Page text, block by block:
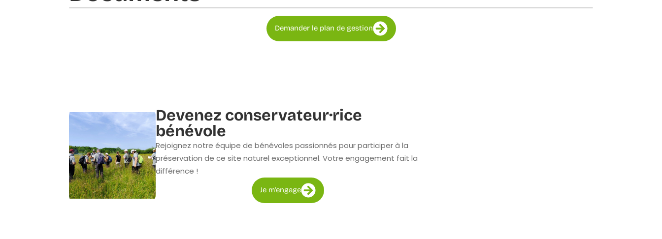
Demander le plan de gestion
Devenez conservateur·rice
bénévole
Rejoignez notre équipe de bénévoles passionnés pour participer à la
préservation de ce site naturel exceptionnel. Votre engagement fait la
différence !
Je m'engage